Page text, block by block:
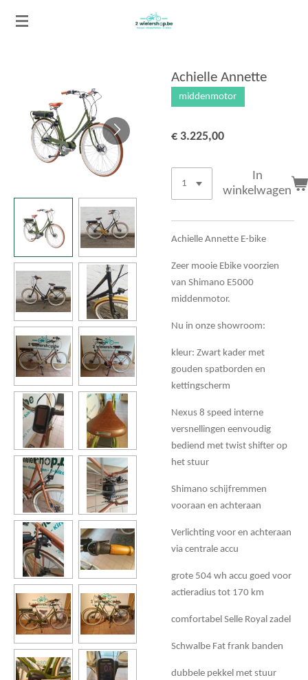
Ga
direct
Achielle Annette
middenmotor
€ 3.225,00
In
winkelwagen
Achielle Annette E-bike
Zeer mooie Ebike voorzien
van Shimano E5000
middenmotor.
Nu in onze showroom:
kleur: Zwart kader met
gouden spatborden en
kettingscherm
Nexus 8 speed interne
versnellingen eenvoudig
bediend met twist shifter op
het stuur
Shimano schijfremmen
vooraan en achteraan
Verlichting voor en achteraan
via centrale accu
grote 504 wh accu goed voor
actieradius tot 170 km
comfortabel Selle Royal zadel
Schwalbe Fat frank banden
dubbele pekkel met stuur